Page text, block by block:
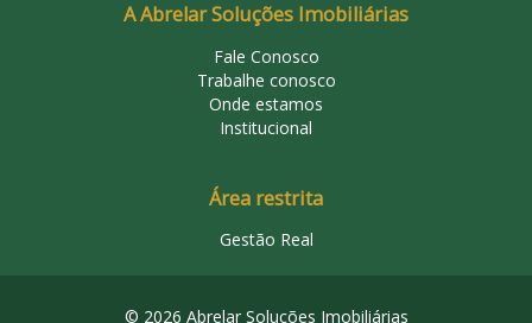
A Abrelar Soluções Imobiliárias
Fale Conosco
Trabalhe conosco
Onde estamos
Institucional
Área restrita
Gestão Real
© 2026 Abrelar Soluções Imobiliárias